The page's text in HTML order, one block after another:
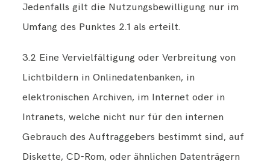
Jedenfalls gilt die Nutzungsbewilligung nur im
Umfang des Punktes 2.1 als erteilt.
3.2 Eine Vervielfältigung oder Verbreitung von
Lichtbildern in Onlinedatenbanken, in
elektronischen Archiven, im Internet oder in
Intranets, welche nicht nur für den internen
Gebrauch des Auftraggebers bestimmt sind, auf
Diskette, CD-Rom, oder ähnlichen Datenträgern